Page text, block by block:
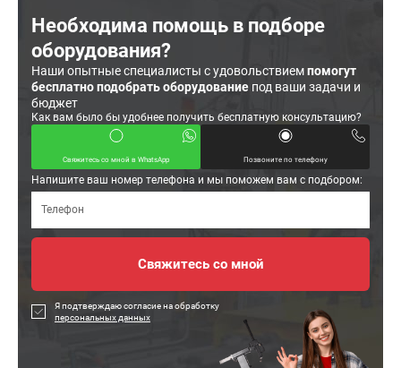
Необходима помощь в подборе
оборудования?
Наши опытные специалисты с удовольствиемпомогут
бесплатно подобрать оборудование под ваши задачи и
бюджет
Как вам было бы удобнее получить бесплатную консультацию?
Свяжитесь со мной в WhatsApp Позвоните по телефону
Напишите ваш номер телефона и мы поможем вам с подбором:
Я подтверждаю согласие на обработку
персональных данных